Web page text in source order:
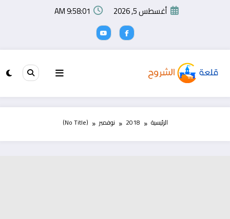
أغسطس 5, 2026 9:58:01 AM
الرئيسية 2018 نوفمبر (No Title)